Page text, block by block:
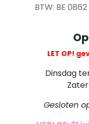
BTW: BE 0862
LET OP!
Dinsdag
Gesloten